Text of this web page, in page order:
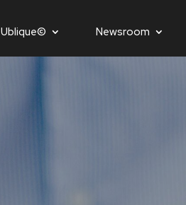
Ublique© Newsroom